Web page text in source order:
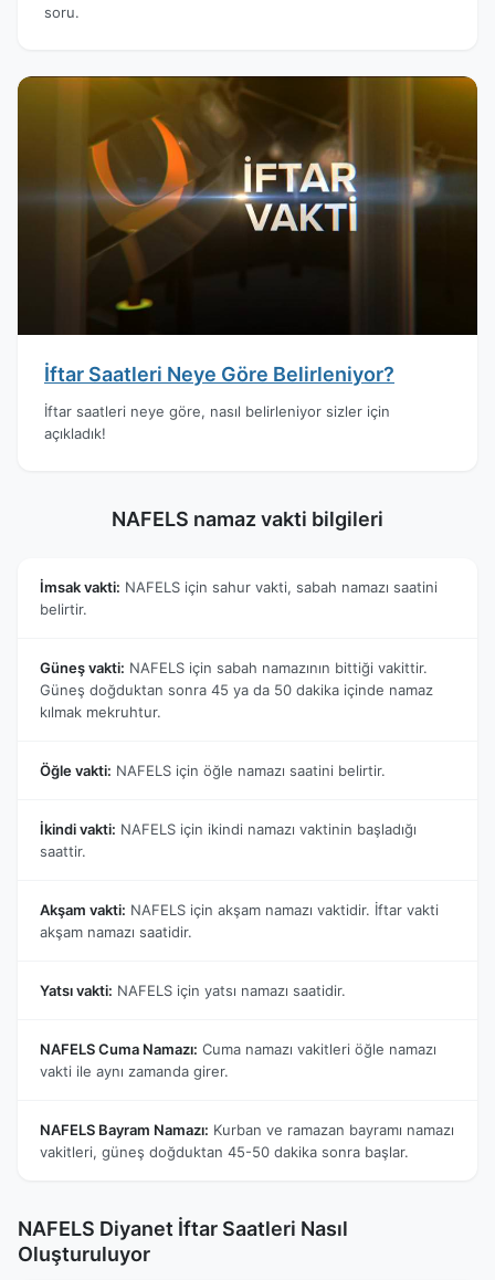
soru.
İftar Saatleri Neye Göre Belirleniyor?
İftar saatleri neye göre, nasıl belirleniyor sizler için
açıkladık!
NAFELS namaz vakti bilgileri
İmsak vakti: NAFELS için sahur vakti, sabah namazı saatini
belirtir.
Güneş vakti: NAFELS için sabah namazının bittiği vakittir.
Güneş doğduktan sonra 45 ya da 50 dakika içinde namaz
kılmak mekruhtur.
Öğle vakti: NAFELS için öğle namazı saatini belirtir.
İkindi vakti: NAFELS için ikindi namazı vaktinin başladığı
saattir.
Akşam vakti: NAFELS için akşam namazı vaktidir. İftar vakti
akşam namazı saatidir.
Yatsı vakti: NAFELS için yatsı namazı saatidir.
NAFELS Cuma Namazı: Cuma namazı vakitleri öğle namazı
vakti ile aynı zamanda girer.
NAFELS Bayram Namazı: Kurban ve ramazan bayramı namazı
vakitleri, güneş doğduktan 45-50 dakika sonra başlar.
NAFELS Diyanet İftar Saatleri Nasıl
Oluşturuluyor